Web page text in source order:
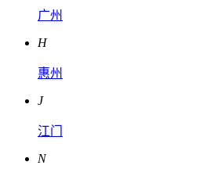
广州
H
惠州
J
江门
N